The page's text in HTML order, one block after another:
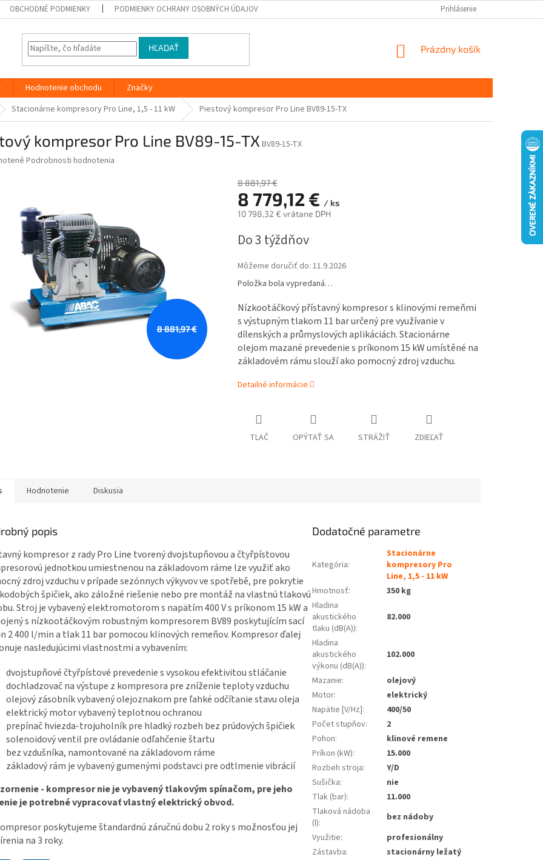
OBCHODNÉ PODMIENKY PODMIENKY OCHRANY OSOBNÝCH ÚDAJOV Prihlásenie
HĽADAŤ
NÁKUPNÝ
Prázdny košík
Hodnotenie obchodu
Značky
Stacionárne kompresory Pro Line, 1,5 - 11 kW Piestový kompresor Pro Line BV89-15-TX
kompresor Pro Line BV89-15-TX BV89-15-TX
Podrobnosti hodnotenia
8 881,97 €
8 881,97 €
8 779,12 € / ks
10 798,32 € vrátane DPH
cena:
Do 3 týždňov
Môžeme doručiť do: 11.9.2026
Položka bola vypredaná…
Nízkootáčkový přístavný kompresor s klinovými remeňmi
s výstupným tlakom 11 bar určený pre využívanie v
dílenských a průmyslových aplikáciách. Stacionárne
olejom mazané prevedenie s príkonom 15 kW umístěné na
základovém rámu slouží ako pomocný zdroj vzduchu.
Detailné informácie
TLAČ OPÝTAŤ SA STRÁŽIŤ ZDIEĽAŤ
Hodnotenie Diskusia
popis
kompresor z rady Pro Line tvorený dvojstupňovou a čtyřpístovou
jednotkou umiestnenou na základovom ráme lze využiť ako
zdroj vzduchu v prípade sezónnych výkyvov ve spotřebě, pre pokrytie
špičiek, ako záložné riešenie nebo pre montáž na vlastnú tlakovú
Stroj je vybavený elektromotorom s napätím 400 V s príkonom 15 kW a
s nízkootáčkovým robustným kompresorem BV89 poskytujícím sací
2 400 l/min a tlak 11 bar pomocou klinových remeňov. Kompresor ďalej
nasledujúcimi vlastnostmi a vybavením:
dvojstupňové čtyřpístové prevedenie s vysokou efektivitou stláčanie
dochladzovač na výstupe z kompresora pre zníženie teploty vzduchu
olejový zásobník vybavený olejoznakom pre ľahké odčítanie stavu oleja
elektrický motor vybavený teplotnou ochranou
prepínač hviezda-trojuholník pre hladký rozbeh bez prúdových špičiek
solenoidový ventil pre ovládanie odľahčenie štartu
bez vzdušníka, namontované na základovom ráme
základový rám je vybavený gumenými podstavci pre odtlmenie vibrácií
- kompresor nie je vybavený tlakovým spínačom, pre jeho
je potrebné vypracovať vlastný elektrický obvod.
poskytujeme štandardnú záručnú dobu 2 roky s možnosťou jej
na 3 roky.
Dodatočné parametre
Kategória:
Stacionárne
kompresory Pro
Line, 1,5 - 11 kW
Hmotnosť:
350 kg
Hladina
akustického
tlaku (dB(A)):
82.000
Hladina
akustického
výkonu (dB(A)):
102.000
Mazanie:
olejový
Motor:
elektrický
Napätie [V/Hz]:
400/50
Počet stupňov:
2
Pohon:
klinové remene
Príkon (kW):
15.000
Rozbeh stroja:
Y/D
Sušička:
nie
Tlak (bar):
11.000
Tlaková nádoba
(l):
bez nádoby
Využitie:
profesionálny
Zástavba:
stacionárny ležatý